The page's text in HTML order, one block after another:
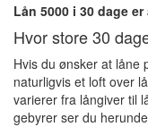
Lån 5000 i 30 dage
Hvor store 30
Hvis du ønsker at låne
naturligvis et loft over
varierer fra långiver til
gebyrer ser du